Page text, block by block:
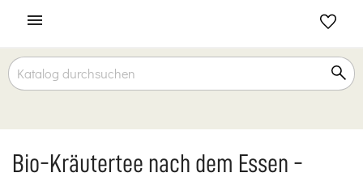

Bio-Kräutertee nach dem Essen -